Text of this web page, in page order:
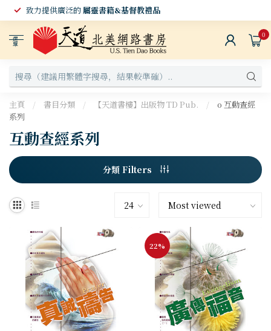
致力提供廣泛的屬靈書籍&基督教禮品
選
單
0
主頁 / 書目分類 / 【天道書樓】出版物 TD Pub. /
o 互動查經
系列
互動查經系列
分類 Filters
22%